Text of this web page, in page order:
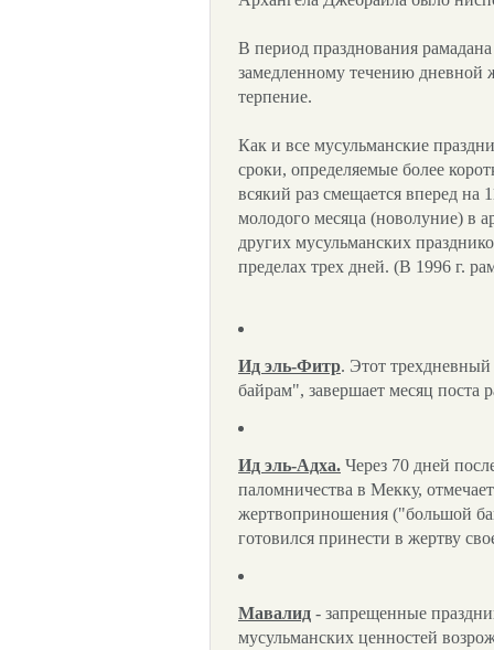
В период празднования
замедленному течению дневной
терпение.
Как и все мусульманские
сроки, определяемые более
всякий раз смещается вперед на
молодого месяца (новолуние) в
других мусульманских
пределах трех дней. (В 1996 г.
Ид эль-Фитр. Этот
байрам", завершает месяц поста
Ид эль-Адха. Через 70 дней
паломничества в Мекку,
жертвоприношения ("большой
готовился принести в жертву
Мавалид - запрещенные
мусульманских ценностей